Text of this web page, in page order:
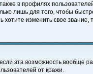
в профилях
лишь для того, чтобы
изменить свое звание,
эта возможность вообще
от кражи.